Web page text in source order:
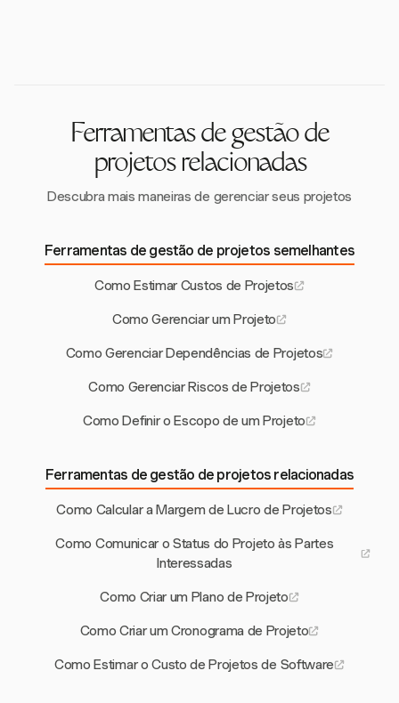
Ferramentas de gestão de
projetos relacionadas
Descubra mais maneiras de gerenciar seus projetos
Ferramentas de gestão de projetos semelhantes
Como Estimar Custos de Projetos
Como Gerenciar um Projeto
Como Gerenciar Dependências de Projetos
Como Gerenciar Riscos de Projetos
Como Definir o Escopo de um Projeto
Ferramentas de gestão de projetos relacionadas
Como Calcular a Margem de Lucro de Projetos
Como Comunicar o Status do Projeto às Partes
Interessadas
Como Criar um Plano de Projeto
Como Criar um Cronograma de Projeto
Como Estimar o Custo de Projetos de Software